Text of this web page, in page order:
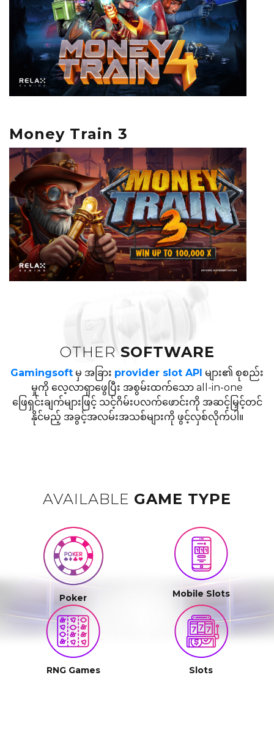
Money Train 3
OTHERSOFTWARE
Gamingsoft မှ အခြား provider slot API များ၏ စုစည်း
မှုကို လေ့လာရှာဖွေပြီး အစွမ်းထက်သော all-in-one
ဖြေရှင်းချက်များဖြင့် သင့်ဂိမ်းပလက်ဖောင်းကို အဆင့်မြှင့်တင်
နိုင်မည့် အခွင့်အလမ်းအသစ်များကို ဖွင့်လှစ်လိုက်ပါ။
AVAILABLE GAME TYPE
Poker Mobile Slots
RNG Games Slots